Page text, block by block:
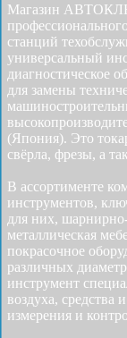
Магазин
станций
универсальный
диагностическое
для замены
(Япония). Это
свёрла, фрезы, а
В ассортименте
инструментов,
для них,
металлическая
покрасочное
различных
инструмент
воздуха, средства
измерения и